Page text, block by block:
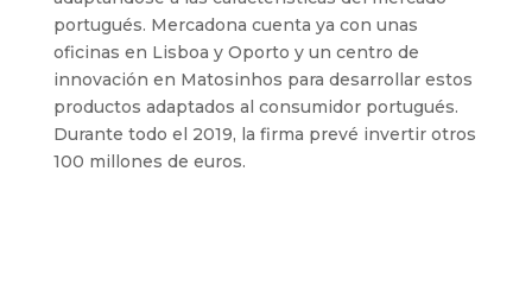
portugués. Mercadona cuenta ya con unas
oficinas en Lisboa y Oporto y un centro de
innovación en Matosinhos para desarrollar estos
productos adaptados al consumidor portugués.
Durante todo el 2019, la firma prevé invertir otros
100 millones de euros.